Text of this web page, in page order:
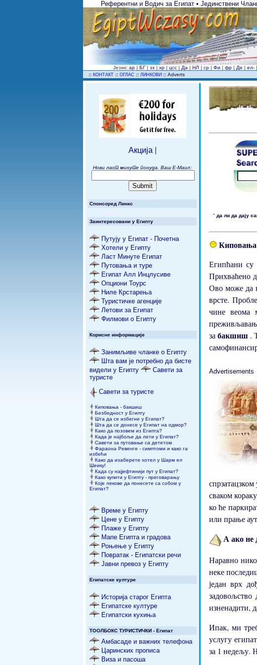
Референтни и Водич за Египат • Јединствени
Језик: ар | БГ | зх | хр | цсс | Да | НЛ | ср | Фи | фр | Де | ел- |
:: КОНТАКТ :: ОГЛАС :: ЛИНКОВИ :: Adverts
Акција
Нови ласт минуте понуда. Ваш Е-Маил:
Спонсоред Линкс
Заинтересовани у Египту
Путују у Египат - Почетна
Хотели у Египту
Ласт Минуте Египат
Путовања и туре
Египат Алл Инцлусиве
Опциони Тоурс
Ниле Крстарења
Туристичке агенције
Летови за Египат
Филмови о Египту
Корисне информације
Занимљиве чланке о Египту
Шта вам је потребно да бисте
видели у Египту
Савети за
туристе
Савети за туристе
Киповања - бакшиш
Безбедност у Египту
Шта да се избегне у Египат?
Шта да се донесе у Египат на одмор?
Како да позовем из Египта?
Када је најбоље да лети у Египат?
Савети за путовање са дететом
Фараона Ревенге - симптоми и како га
избећи
Како да изаберете хотел у Шарм ел
Шеику!
Када су најјефтинији пут у Египат?
Како купити у Египту - преговарању
Које лекове да понесете са собом у
Египат?
Време у Египту
Цене у Египту
Плаже у Египту
Мапе Египта и градова
Роњење у Египту
Повратак - Египатски речи
Јавни превоз у Египту
Египатске културе
Историја старог Египта
Египатске културе
Египатски кухиња
ТООЛБОКС ТУРИСТИЧКИ - Египат
Амбасаде и важних телефона
Царинских прописа
Виза и пасоша
" да ли да дају
Киповања
Египћани су
Прихваћено
Ово може да
врсте.
чине веома
забакшиш .
Advertisements
сваком
ко ће
или прање
А ако не
Наравно
неке
један врх
задовољство
изненадити,
Ипак, ми
услугу
за 1 недељу.